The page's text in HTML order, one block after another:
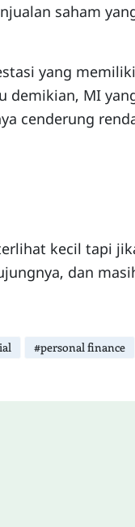
saham
yang
demikian, MI
cenderung
kecil tapi
dan
#personal finance